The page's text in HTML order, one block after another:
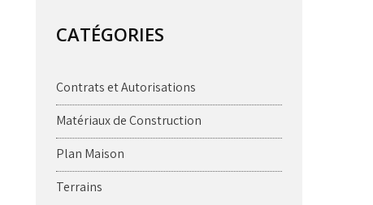
CATÉGORIES
Contrats et Autorisations
Matériaux de Construction
Plan Maison
Terrains